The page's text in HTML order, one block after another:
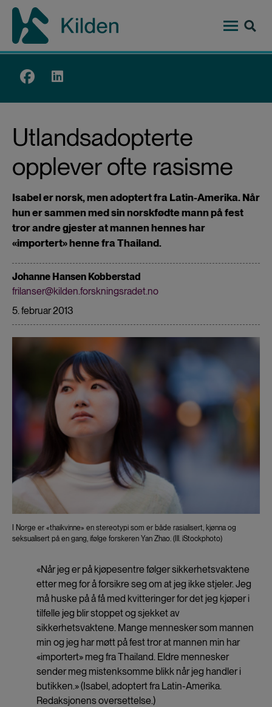
Hopp
hovedinnhold
Top
Utlandsadopterte
opplever ofte rasisme
Isabel er norsk, men adoptert fra Latin-Amerika. Når
hun er sammen med sin norskfødte mann på fest
tror andre gjester at mannen hennes har
«importert» henne fra Thailand.
Johanne Hansen Kobberstad
frilanser@kilden.forskningsradet.no
5. februar 2013
I Norge er «thaikvinne» en stereotypi som er både rasialisert, kjønna og
seksualisert på en gang, ifølge forskeren Yan Zhao. (Ill. iStockphoto)
«Når jeg er på kjøpesentre følger sikkerhetsvaktene
etter meg for å forsikre seg om at jeg ikke stjeler. Jeg
må huske på å få med kvitteringer for det jeg kjøper i
tilfelle jeg blir stoppet og sjekket av
sikkerhetsvaktene. Mange mennesker som mannen
min og jeg har møtt på fest tror at mannen min har
«importert» meg fra Thailand. Eldre mennesker
sender meg mistenksomme blikk når jeg handler i
butikken.» (Isabel, adoptert fra Latin-Amerika.
Redaksjonens oversettelse.)